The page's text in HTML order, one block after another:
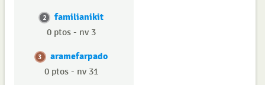
2 familianikit
0 ptos - nv 3
3 aramefarpado
0 ptos - nv 31